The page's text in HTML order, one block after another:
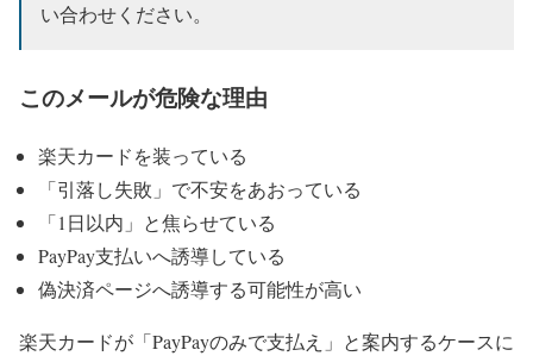
い合わせください。
このメールが危険な理由
楽天カードを装っている
「引落し失敗」で不安をあおっている
「1日以内」と焦らせている
PayPay支払いへ誘導している
偽決済ページへ誘導する可能性が高い
楽天カードが「PayPayのみで支払え」と案内するケースに